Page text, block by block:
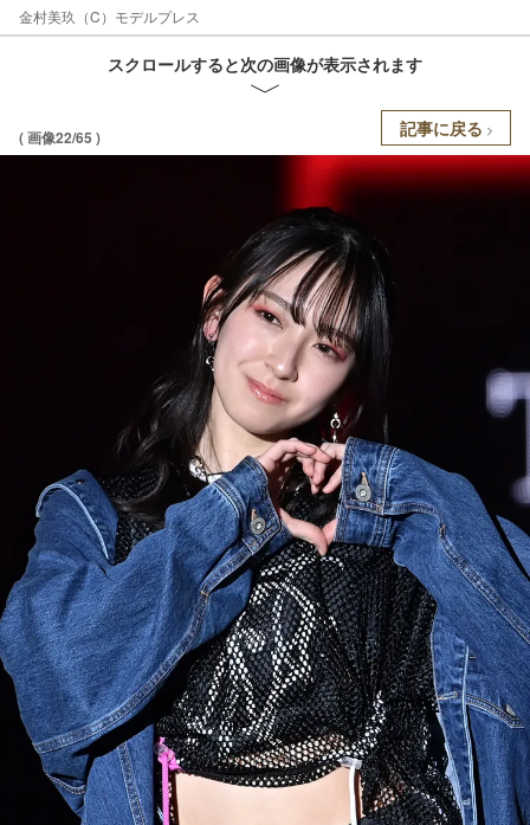
金村美玖（C）モデルプレス
スクロールすると次の画像が表示されます
( 画像22/65 ) 記事に戻る